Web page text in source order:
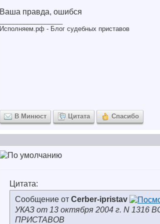
Ваша правда, ошибся
Исполняем.рф - Блог судебных приставов
В Минюст Цитата Спасибо
Цитата:
Сообщение от Cerber-ipristav
УКАЗ от 13 октября 2004 г. N
ПРИСТАВОВ